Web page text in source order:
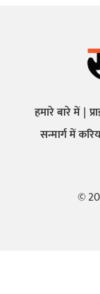
हमारे बारे में
सन्मार्ग में
©